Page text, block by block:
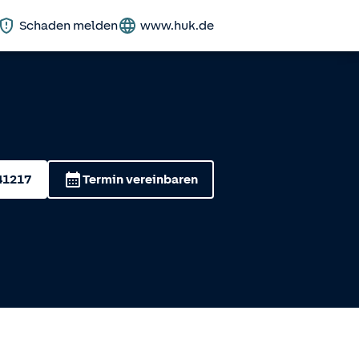
Schaden melden www.huk.de
Termin vereinbaren